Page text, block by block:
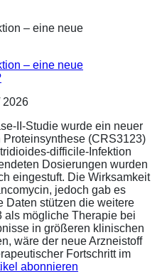
– eine neue
2026
II-Studie wurde ein neuer
(CRS3123)
difficile-Infektion
Dosierungen wurden
eingestuft. Die Wirksamkeit
jedoch gab es
Daten stützen die weitere
als mögliche Therapie bei
in größeren klinischen
wäre der neue Arzneistoff
Fortschritt im
abonnieren